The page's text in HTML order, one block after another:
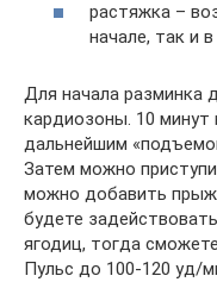
растяжка –
начале, так и
Для начала разминка
кардиозоны. 10 минут
дальнейшим
Затем можно
можно добавить
будете
ягодиц, тогда
Пульс до 100-120 уд/